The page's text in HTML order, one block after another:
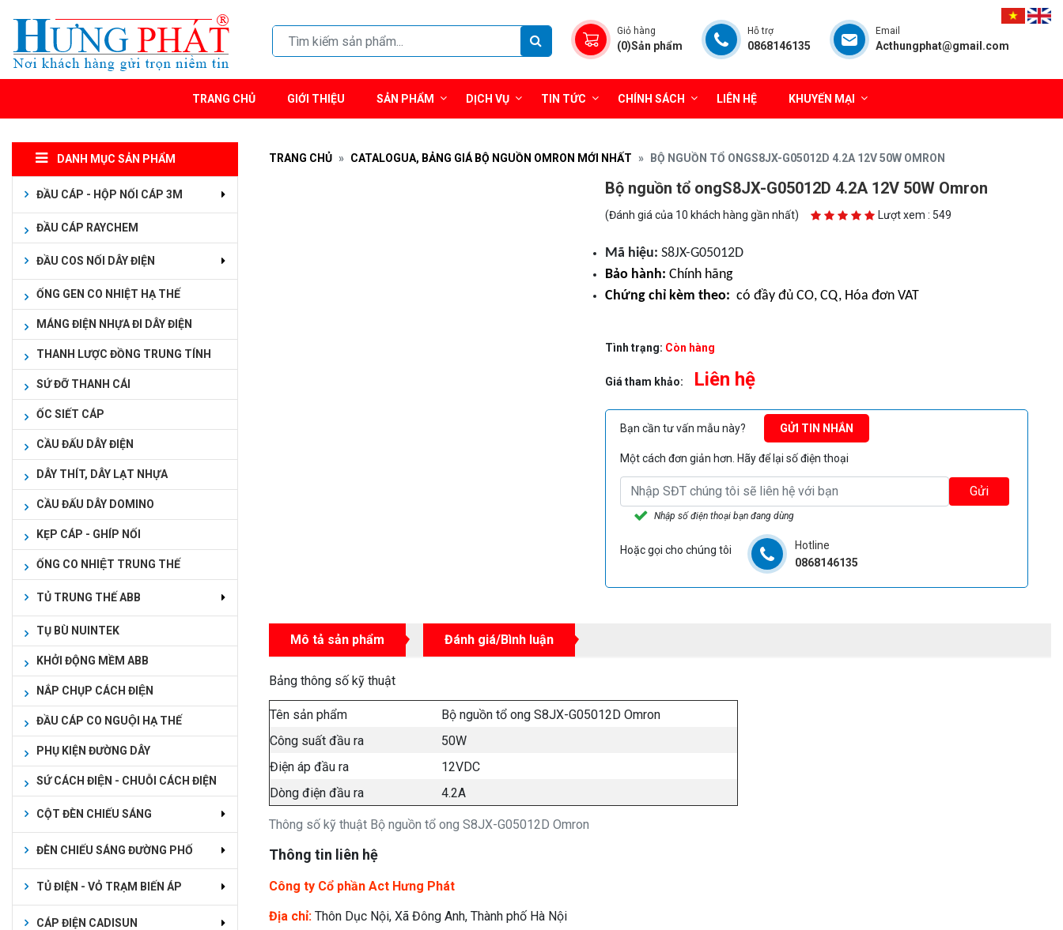
Giỏ hàng
(0)Sản phẩm
Hỗ trợ
0868146135
Email
Acthungphat@gmail.com
TRANG CHỦ GIỚI THIỆU SẢN PHẨM DỊCH VỤ TIN TỨC CHÍNH SÁCH LIÊN HỆ KHUYẾN MẠI
DANH MỤC SẢN PHẨM
ĐẦU CÁP - HỘP NỐI CÁP 3M
ĐẦU CÁP RAYCHEM
ĐẦU COS NỐI DÂY ĐIỆN
ỐNG GEN CO NHIỆT HẠ THẾ
MÁNG ĐIỆN NHỰA ĐI DÂY ĐIỆN
THANH LƯỢC ĐỒNG TRUNG TÍNH
SỨ ĐỠ THANH CÁI
ỐC SIẾT CÁP
CẦU ĐẤU DÂY ĐIỆN
DÂY THÍT, DÂY LẠT NHỰA
CẦU ĐẤU DÂY DOMINO
KẸP CÁP - GHÍP NỐI
ỐNG CO NHIỆT TRUNG THẾ
TỦ TRUNG THẾ ABB
TỤ BÙ NUINTEK
KHỞI ĐỘNG MỀM ABB
NẮP CHỤP CÁCH ĐIỆN
ĐẦU CÁP CO NGUỘI HẠ THẾ
PHỤ KIỆN ĐƯỜNG DÂY
SỨ CÁCH ĐIỆN - CHUỖI CÁCH ĐIỆN
CỘT ĐÈN CHIẾU SÁNG
ĐÈN CHIẾU SÁNG ĐƯỜNG PHỐ
TỦ ĐIỆN - VỎ TRẠM BIẾN ÁP
CÁP ĐIỆN CADISUN
TRANG CHỦ CATALOGUA, BẢNG GIÁ BỘ NGUỒN OMRON MỚI NHẤT BỘ NGUỒN TỔ ONGS8JX-G05012D 4.2A 12V 50W OMRON
Bộ nguồn tổ ongS8JX-G05012D 4.2A 12V 50W Omron
(Đánh giá của 10 khách hàng gần nhất) Lượt xem : 549
Mã hiệu: S8JX-G05012D
Bảo hành: Chính hãng
Chứng chỉ kèm theo: có đầy đủ CO, CQ, Hóa đơn VAT
Tình trạng: Còn hàng
Giá tham khảo: Liên hệ
Bạn cần tư vấn mẫu này? GỬI TIN NHẮN
Một cách đơn giản hơn. Hãy để lại số điện thoại
Gửi
Nhập số điện thoại bạn đang dùng
Hoặc gọi cho chúng tôi
Hotline
0868146135
Mô tả sản phẩm Đánh giá/Bình luận
Bảng thông số kỹ thuật
Thông số kỹ thuật Bộ nguồn tổ ong S8JX-G05012D Omron
Tên sản phẩm
Bộ nguồn tổ ong S8JX-G05012D Omron
Công suất đầu ra
50W
Điện áp đầu ra
12VDC
Dòng điện đầu ra
4.2A
Thông tin liên hệ
Công ty Cổ phần Act Hưng Phát
Địa chỉ: Thôn Dục Nội, Xã Đông Anh, Thành phố Hà Nội